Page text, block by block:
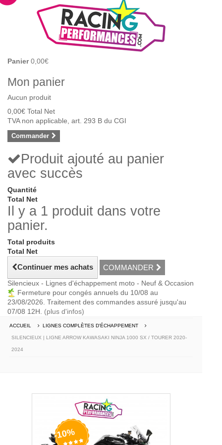
Panier 0,00€
Mon panier
Aucun produit
0,00€ Total Net
TVA non applicable, art. 293 B du CGI
Commander
Produit ajouté au panier
avec succès
Quantité
Total Net
Il y a 1 produit dans votre
panier.
Total produits
Total Net
Continuer mes achats COMMANDER
Silencieux - Lignes d'échappement moto - Neuf & Occasion
Fermeture pour congés annuels du 10/08 au
23/08/2026. Traitement des commandes assuré jusqu'au
07/08 12H. (plus d'infos)
ACCUEIL LIGNES COMPLÈTES D'ÉCHAPPEMENT
SILENCIEUX | LIGNE ARROW KAWASAKI NINJA 1000 SX / TOURER 2020-
2024
-10%